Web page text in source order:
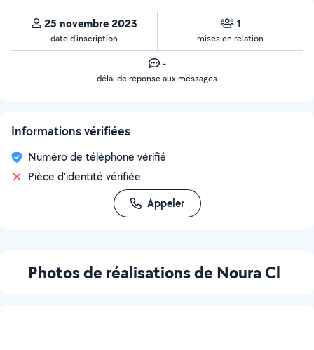
25 novembre 2023
date d’inscription
1
mises en relation
-
délai de réponse aux messages
Informations vérifiées
Numéro de téléphone vérifié
Pièce d'identité vérifiée
Appeler
Photos de réalisations de Noura Cl